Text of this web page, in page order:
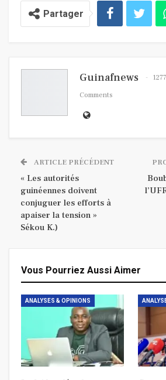
Partager
Guinafnews
Comments
ARTICLE PRÉCÉDENT
« Les autorités
guinéennes doivent
conjuguer les efforts à
apaiser la tension »
Sékou K.)
Vous Pourriez Aussi Aimer
ANALYSES & OPINIONS